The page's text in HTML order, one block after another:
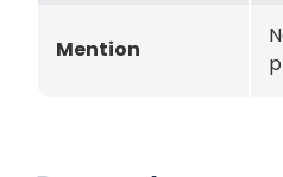
Mention